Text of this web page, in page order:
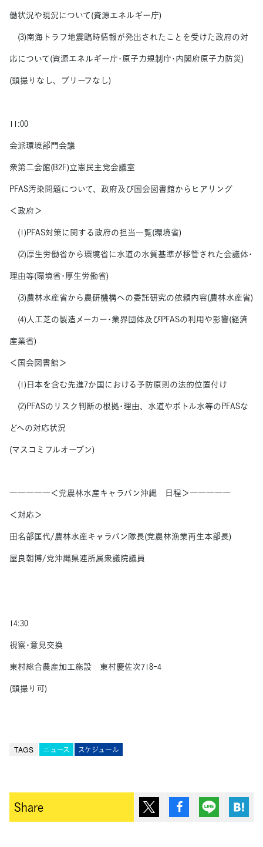
働状況や現況について(資源エネルギー庁)
(3)南海トラフ地震臨時情報が発出されたことを受けた政府の対
応について(資源エネルギー庁･原子力規制庁･内閣府原子力防災)
(頭撮りなし、ブリーフなし)
11:00
会派環境部門会議
衆第二会館(B2F)立憲民主党会議室
PFAS汚染問題について、政府及び国会図書館からヒアリング
＜政府＞
(1)PFAS対策に関する政府の担当一覧(環境省)
(2)厚生労働省から環境省に水道の水質基準が移管された会議体･
理由等(環境省･厚生労働省)
(3)農林水産省から農研機構への委託研究の依頼内容(農林水産省)
(4)人工芝の製造メーカー･業界団体及びPFASの利用や影響(経済
産業省)
＜国会図書館＞
(1)日本を含む先進7か国における予防原則の法的位置付け
(2)PFASのリスク判断の根拠･理由、水道やボトル水等のPFASな
どへの対応状況
(マスコミフルオープン)
―――――＜党農林水産キャラバン沖縄 日程＞―――――
＜対応＞
田名部匡代/農林水産キャラバン隊長(党農林漁業再生本部長)
屋良朝博/党沖縄県連所属衆議院議員
14:30
視察･意見交換
東村総合農産加工施設 東村慶佐次718-4
(頭撮り可)
TAGS ニュース スケジュール
Share ポスト シェア Lineで送